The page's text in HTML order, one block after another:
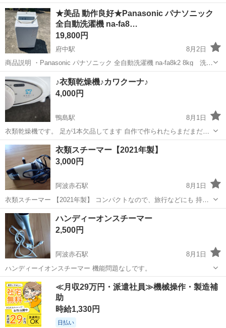
ます 早い方優先します♪(๑ᴖ◡ᴖ๑)♪ UVランプ照射機能を搭載した、布
団専用のコード式クリーナー本体です。 - ブランド: raycop - 型番: R...
徳島 板野郡 阿波川端駅 生活家電
★美品 動作良好★Panasonic パナソニック
全自動洗濯機 na-fa8…
19,800円
府中駅
8月2日
商品説明 ・Panasonic パナソニック 全自動洗濯機 na-fa8k2 8kg 洗剤
自動投入 ・2023年製 商品内容 ・通電、各種ボタン、動作確認済み ・
本体には小さな傷がある程度で...
徳島 徳島市 府中駅 生活家電 自動
♪衣類乾燥機♪カワクーナ♪
4,000円
鴨島駅
8月1日
衣類乾燥機です。 足が1本欠品してます 自作で作られたらまだまだ使
えます。 使用回数2回ほど 3n
徳島 阿波市 鴨島駅 生活家電 カワクーナ
衣類スチーマー【2021年製】
3,000円
阿波赤石駅
8月1日
衣類スチーマー 【2021年製】 コンパクトなので、旅行などにも 持ち
運びに便利！
徳島 小松島市 阿波赤石駅
ハンディーオンスチーマー
2,500円
阿波赤石駅
8月1日
ハンディーイオンスチーマー 機能問題なしです。
徳島 小松島市 阿波赤石駅 生活家電
≪月収29万円・派遣社員≫機械操作・製造補
助
時給1,330円
日払い